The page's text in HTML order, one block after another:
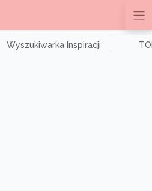
Wyszukiwarka Inspiracji